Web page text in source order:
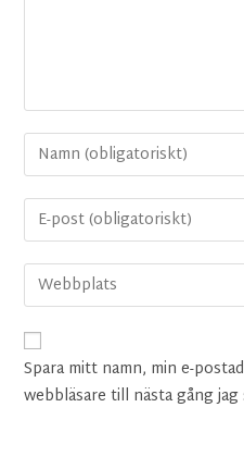
Spara mitt namn, min e-
webbläsare till nästa gång